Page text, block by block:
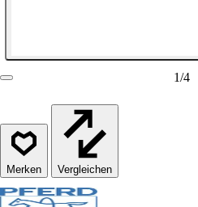
1/4
Vergleichen